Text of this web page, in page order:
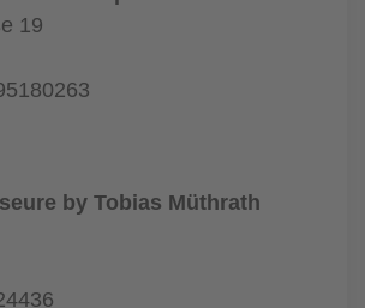
19
by Tobias Müthrath